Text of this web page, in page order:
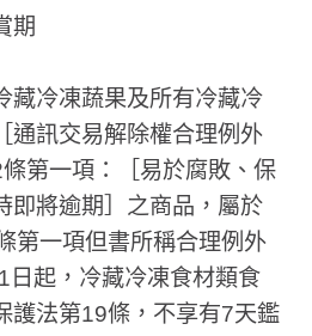
期
藏冷凍蔬果及所有冷藏冷
通訊交易解除權合理例外
第一項：［易於腐敗、保
即將逾期］之商品，屬於
第一項但書所稱合理例外
日起，冷藏冷凍食材類食
護法第19條，不享有7天鑑